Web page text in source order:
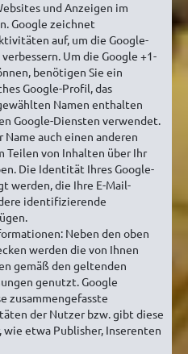
und Anzeigen im
Google zeichnet
auf, um die Google-
Um die Google +1-
benötigen Sie ein
Google-Profil, das
Namen enthalten
Google-Diensten verwendet.
Name auch einen anderen
Teilen von Inhalten über Ihr
Die Identität Ihres Google-
werden, die Ihre E-Mail-
identifizierende
Neben den oben
werden die von Ihnen
gemäß den geltenden
genutzt. Google
zusammengefasste
der Nutzer bzw. gibt diese
etwa Publisher, Inserenten